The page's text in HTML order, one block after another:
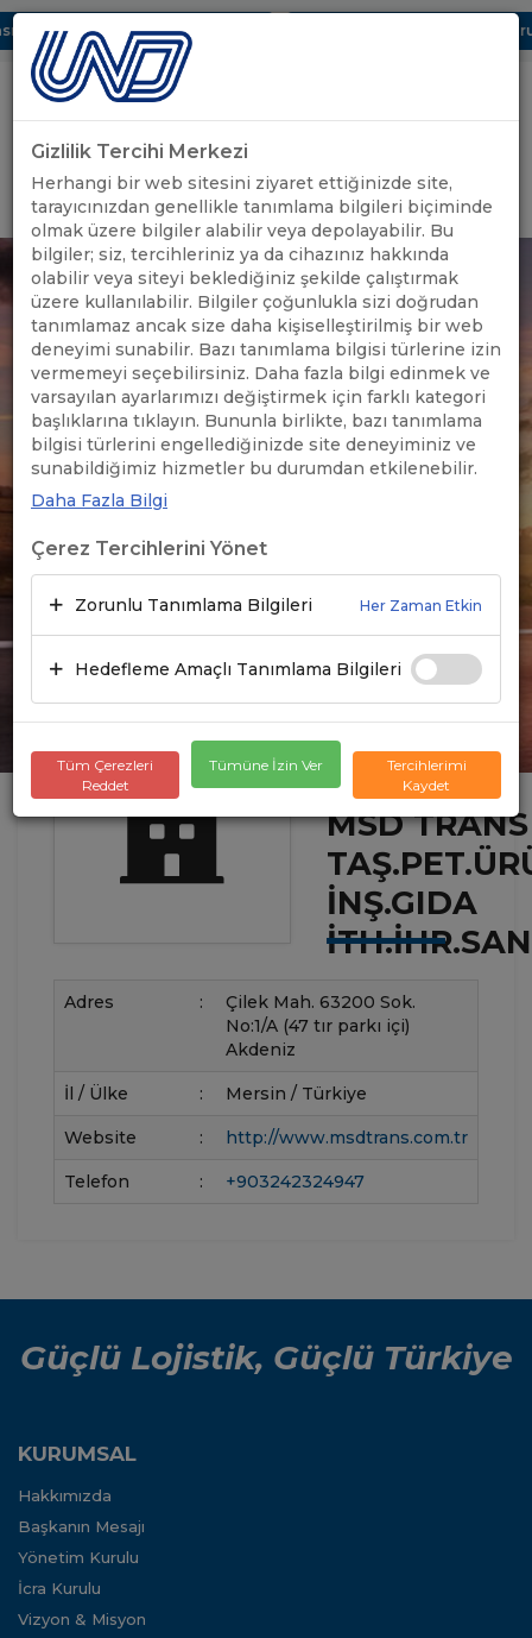
Dijital UBAK Bölümü Hakkında UND, Yunanistan Vize
Uluslararası Nakliyeciler Derneği
GİRİŞ YAP
MSD
İNŞ.GIDA
Adres :
Çilek Mah. 63200 Sok.
No:1/A (47 tır parkı içi)
Akdeniz
İl / Ülke : Mersin / Türkiye
Website : http://www.msdtrans.com.tr
Telefon : +903242324947
Güçlü Lojistik, Güçlü Türkiye
KURUMSAL
Hakkımızda
Başkanın Mesajı
Yönetim Kurulu
İcra Kurulu
Vizyon & Misyon
Gizlilik Tercihi Merkezi
Herhangi bir web sitesini ziyaret ettiğinizde site,
tarayıcınızdan genellikle tanımlama bilgileri biçiminde
olmak üzere bilgiler alabilir veya depolayabilir. Bu
bilgiler; siz, tercihleriniz ya da cihazınız hakkında
olabilir veya siteyi beklediğiniz şekilde çalıştırmak
üzere kullanılabilir. Bilgiler çoğunlukla sizi doğrudan
tanımlamaz ancak size daha kişiselleştirilmiş bir web
deneyimi sunabilir. Bazı tanımlama bilgisi türlerine izin
vermemeyi seçebilirsiniz. Daha fazla bilgi edinmek ve
varsayılan ayarlarımızı değiştirmek için farklı kategori
başlıklarına tıklayın. Bununla birlikte, bazı tanımlama
bilgisi türlerini engellediğinizde site deneyiminiz ve
sunabildiğimiz hizmetler bu durumdan etkilenebilir.
Daha Fazla Bilgi
Çerez Tercihlerini Yönet
Zorunlu Tanımlama Bilgileri Her Zaman Etkin
Hedefleme Amaçlı Tanımlama Bilgileri
Tüm Çerezleri
Reddet
Tümüne İzin Ver
Tercihlerimi
Kaydet